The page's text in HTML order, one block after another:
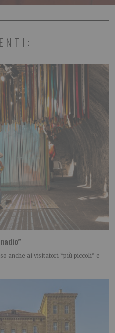
anche ai visitatori “più piccoli” e